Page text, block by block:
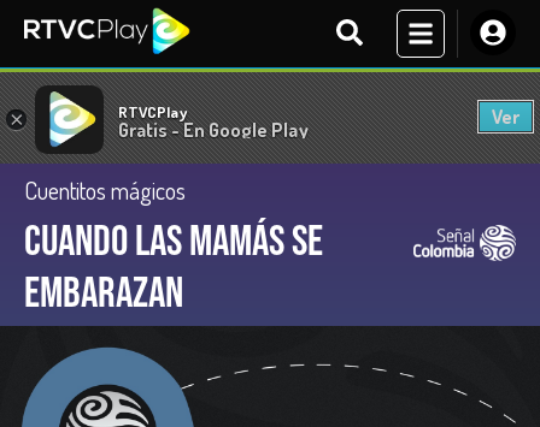
× RTVCPlay
Gratis - En Google Play
Ver
Cuentitos mágicos
Cuando las mamás se
embarazan